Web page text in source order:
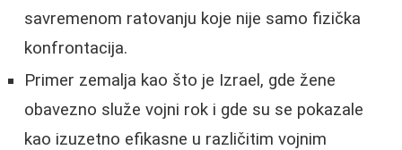
savremenom ratovanju koje nije samo fizička
konfrontacija.
Primer zemalja kao što je Izrael, gde žene
obavezno služe vojni rok i gde su se pokazale
kao izuzetno efikasne u različitim vojnim